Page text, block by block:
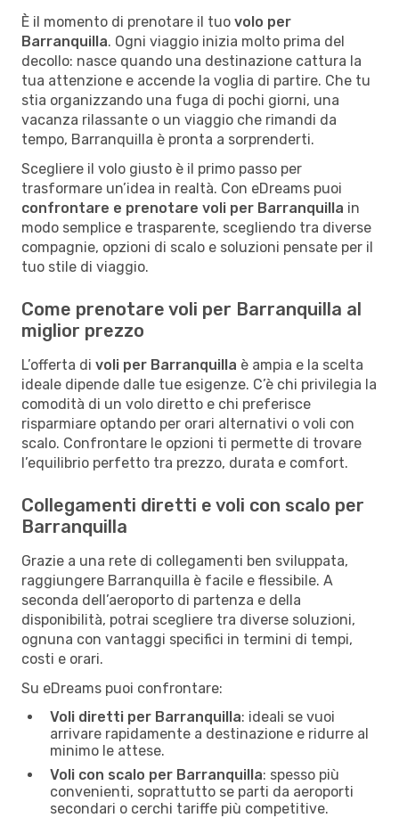
È il momento di prenotare il tuo volo per
Barranquilla. Ogni viaggio inizia molto prima del
decollo: nasce quando una destinazione cattura la
tua attenzione e accende la voglia di partire. Che tu
stia organizzando una fuga di pochi giorni, una
vacanza rilassante o un viaggio che rimandi da
tempo, Barranquilla è pronta a sorprenderti.
Scegliere il volo giusto è il primo passo per
trasformare un’idea in realtà. Con eDreams puoi
confrontare e prenotare voli per Barranquilla in
modo semplice e trasparente, scegliendo tra diverse
compagnie, opzioni di scalo e soluzioni pensate per il
tuo stile di viaggio.
Come prenotare voli per Barranquilla al
miglior prezzo
L’offerta di voli per Barranquilla è ampia e la scelta
ideale dipende dalle tue esigenze. C’è chi privilegia la
comodità di un volo diretto e chi preferisce
risparmiare optando per orari alternativi o voli con
scalo. Confrontare le opzioni ti permette di trovare
l’equilibrio perfetto tra prezzo, durata e comfort.
Collegamenti diretti e voli con scalo per
Barranquilla
Grazie a una rete di collegamenti ben sviluppata,
raggiungere Barranquilla è facile e flessibile. A
seconda dell’aeroporto di partenza e della
disponibilità, potrai scegliere tra diverse soluzioni,
ognuna con vantaggi specifici in termini di tempi,
costi e orari.
Su eDreams puoi confrontare:
Voli diretti per Barranquilla: ideali se vuoi
arrivare rapidamente a destinazione e ridurre al
minimo le attese.
Voli con scalo per Barranquilla: spesso più
convenienti, soprattutto se parti da aeroporti
secondari o cerchi tariffe più competitive.